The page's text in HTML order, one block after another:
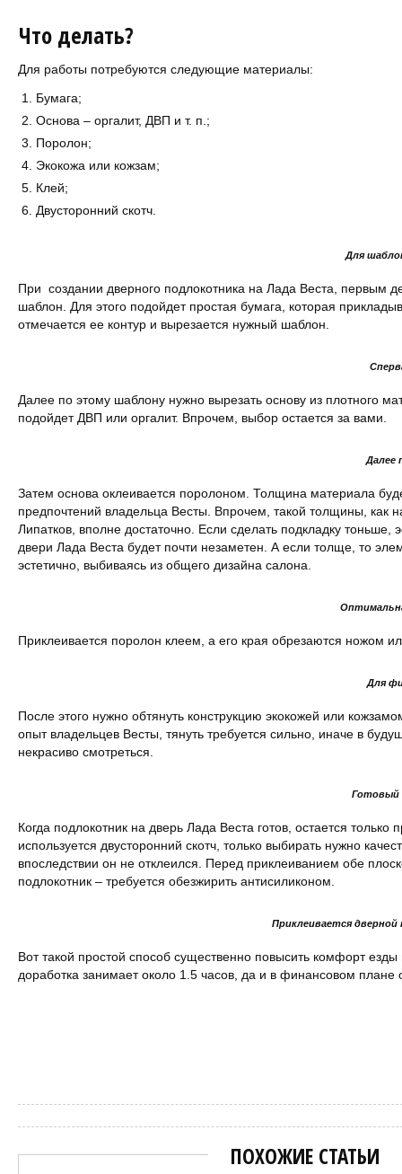
Что делать?
Для работы потребуются следующие материалы:
Бумага;
Основа – оргалит, ДВП и т. п.;
Поролон;
Экокожа или кожзам;
Клей;
Двусторонний скотч.
Для
При создании дверного подлокотника на Лада Веста, первым
шаблон. Для этого подойдет простая бумага, которая
отмечается ее контур и вырезается нужный шаблон.
Далее по этому шаблону нужно вырезать основу из плотного
подойдет ДВП или оргалит. Впрочем, выбор остается за вами.
Далее
Затем основа оклеивается поролоном. Толщина материала
предпочтений владельца Весты. Впрочем, такой толщины, как
Липатков, вполне достаточно. Если сделать подкладку тоньше,
двери Лада Веста будет почти незаметен. А если толще, то
эстетично, выбиваясь из общего дизайна салона.
Приклеивается поролон клеем, а его края обрезаются ножом
Для
После этого нужно обтянуть конструкцию экокожей или
опыт владельцев Весты, тянуть требуется сильно, иначе в
некрасиво смотреться.
Готовый
Когда подлокотник на дверь Лада Веста готов, остается только
используется двусторонний скотч, только выбирать нужно
впоследствии он не отклеился. Перед приклеиванием обе
подлокотник – требуется обезжирить антисиликоном.
Приклеивается
Вот такой простой способ существенно повысить комфорт
доработка занимает около 1.5 часов, да и в финансовом плане
ПОХОЖИЕ СТАТЬИ